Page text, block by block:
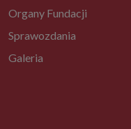
Organy Fundacji
Sprawozdania
Galeria